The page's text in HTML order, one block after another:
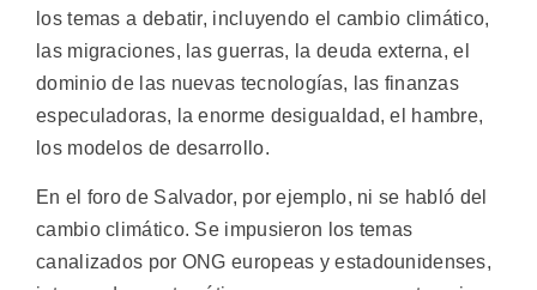
los temas a debatir, incluyendo el cambio climático,
las migraciones, las guerras, la deuda externa, el
dominio de las nuevas tecnologías, las finanzas
especuladoras, la enorme desigualdad, el hambre,
los modelos de desarrollo.
En el foro de Salvador, por ejemplo, ni se habló del
cambio climático. Se impusieron los temas
canalizados por ONG europeas y estadounidenses,